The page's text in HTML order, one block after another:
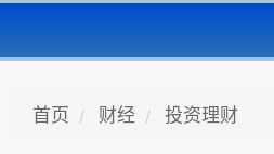
首页 财经 投资理财